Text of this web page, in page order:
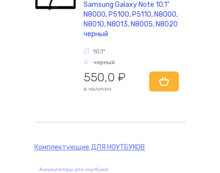
Пн-Пт:
10.00 - 18.00
оформление
заказов по
Пн-Пт:
10.00 - 20.00
самовывоз
Сб-Вс:
10.00 - 18.00
Samsung Galaxy Note 10.1"
N8000, P5100, P5110, N8000,
N8010, N8013, N8005, N8020
черный
10,1"
черный
550,0 ₽
в наличии
Комплектующие ДЛЯ НОУТБУКОВ
Аккумуляторы для ноутбуков